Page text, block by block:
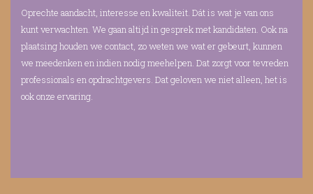
Oprechte aandacht, interesse en kwaliteit. Dát is wat je van ons
kunt verwachten. We gaan altijd in gesprek met kandidaten. Ook na
plaatsing houden we contact, zo weten we wat er gebeurt, kunnen
we meedenken en indien nodig meehelpen. Dat zorgt voor tevreden
professionals en opdrachtgevers. Dat geloven we niet alleen, het is
ook onze ervaring.